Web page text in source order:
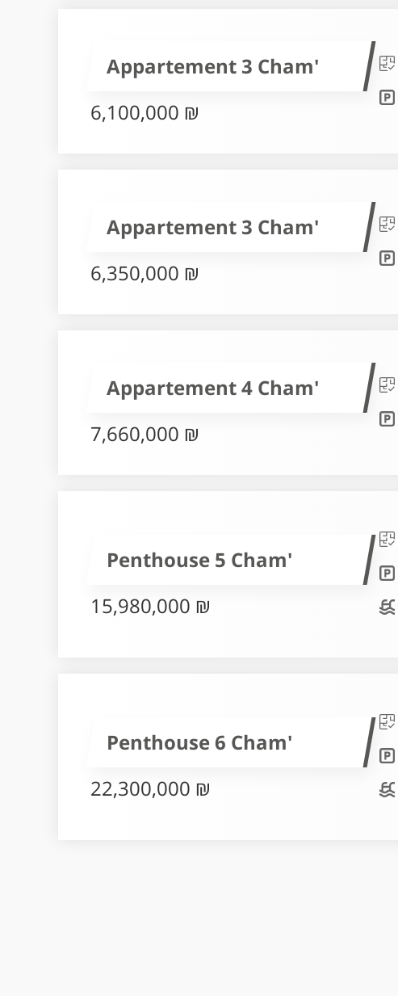
Appartement 3 Cham'
6,100,000 ₪
Appartement 3 Cham'
6,350,000 ₪
Appartement 4 Cham'
7,660,000 ₪
Penthouse 5 Cham'
15,980,000 ₪
Penthouse 6 Cham'
22,300,000 ₪